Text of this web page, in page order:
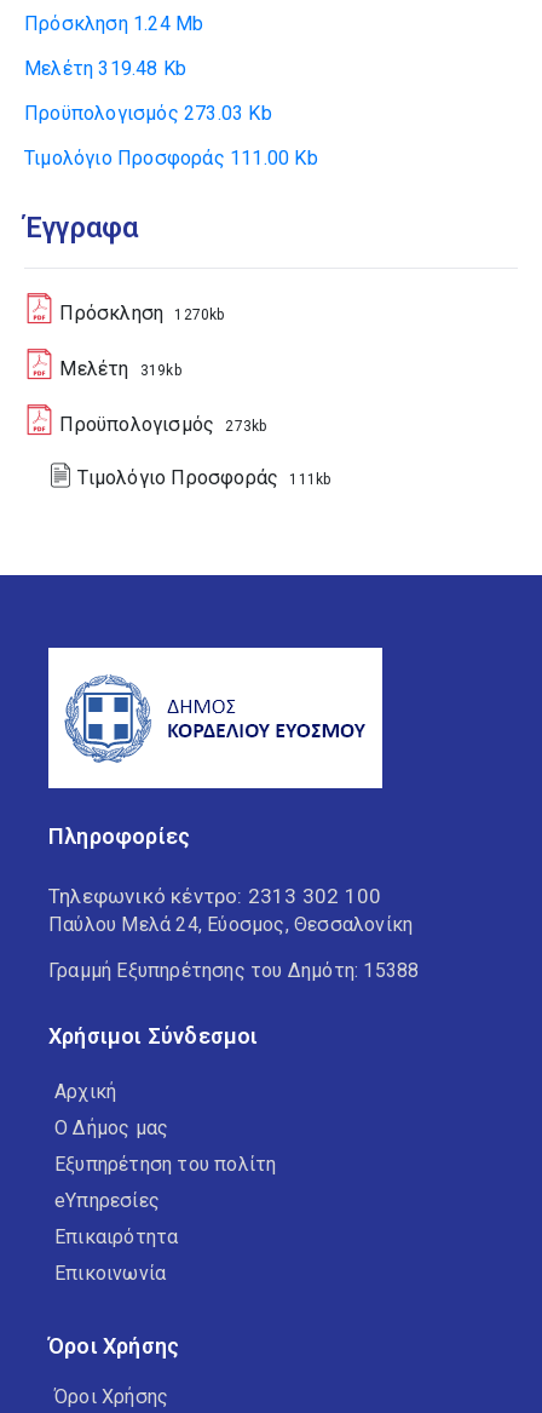
Πρόσκληση1.24 Mb
Μελέτη 319.48 Kb
Προϋπολογισμός 273.03 Kb
Τιμολόγιο Προσφοράς 111.00 Kb
Έγγραφα
Πρόσκληση 1270kb
Μελέτη 319kb
Προϋπολογισμός 273kb
Τιμολόγιο Προσφοράς 111kb
Πληροφορίες
Τηλεφωνικό κέντρο: 2313 302 100
Παύλου Μελά 24, Εύοσμος, Θεσσαλονίκη
Γραμμή Εξυπηρέτησης του Δημότη: 15388
Χρήσιμοι Σύνδεσμοι
Αρχική
Ο Δήμος μας
Εξυπηρέτηση του πολίτη
eΥπηρεσίες
Επικαιρότητα
Επικοινωνία
Όροι Χρήσης
Όροι Χρήσης